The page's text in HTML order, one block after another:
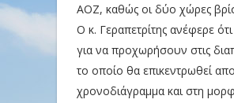
ΑΟΖ, καθώς οι δύο χώρες
Ο κ. Γεραπετρίτης ανέφερε
για να προχωρήσουν στις
το οποίο θα επικεντρωθεί
χρονοδιάγραμμα και στη